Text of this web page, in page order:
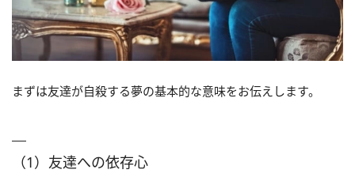
まずは友達が自殺する夢の基本的な意味をお伝えします。
（1）友達への依存心